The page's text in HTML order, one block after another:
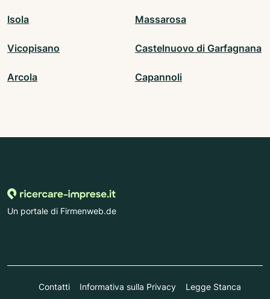
Isola Massarosa
Vicopisano Castelnuovo di Garfagnana
Arcola Capannoli
Un portale di Firmenweb.de
Contatti Informativa sulla Privacy Legge Stanca